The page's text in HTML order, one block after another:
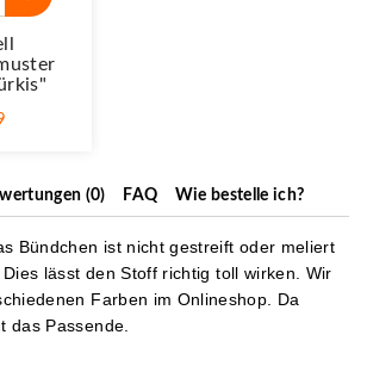
(0) FAQ Wie bestelle ich?
Bündchen ist nicht gestreift oder meliert
lässt den Stoff richtig toll wirken. Wir
Farben im Onlineshop. Da
das Passende.